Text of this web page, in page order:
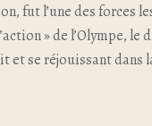
fut l’une des forces
» de l’Olympe,
se réjouissant dans